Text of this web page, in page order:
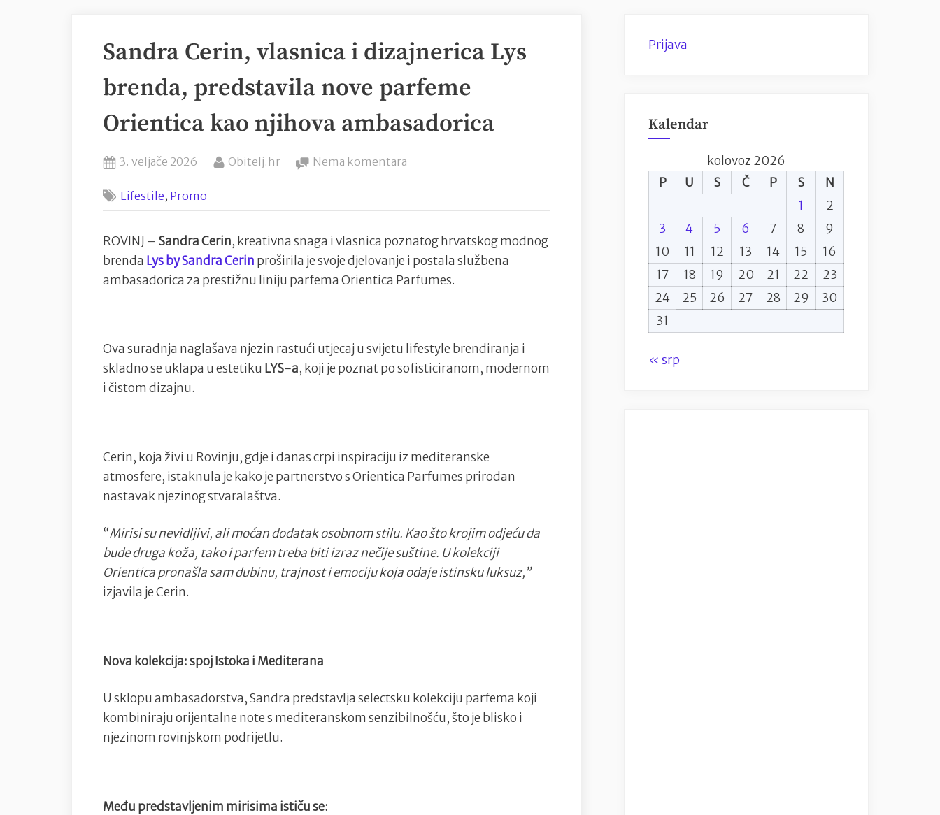
Sandra Cerin, vlasnica i dizajnerica Lys
brenda, predstavila nove parfeme
Orientica kao njihova ambasadorica
Posted
3. veljače 2026 By
Obitelj.hr Nema komentara
i
dizajnerica
Lys
parfeme
Orientica
Lifestile, Promo
ROVINJ – Sandra Cerin, kreativna snaga i vlasnica poznatog hrvatskog modnog
brenda Lys by Sandra Cerin proširila je svoje djelovanje i postala službena
ambasadorica za prestižnu liniju parfema Orientica Parfumes.
Ova suradnja naglašava njezin rastući utjecaj u svijetu lifestyle brendiranja i
skladno se uklapa u estetiku LYS-a, koji je poznat po sofisticiranom, modernom
i čistom dizajnu.
Cerin, koja živi u Rovinju, gdje i danas crpi inspiraciju iz mediteranske
atmosfere, istaknula je kako je partnerstvo s Orientica Parfumes prirodan
nastavak njezinog stvaralaštva.
“Mirisi su nevidljivi, ali moćan dodatak osobnom stilu. Kao što krojim odjeću da
bude druga koža, tako i parfem treba biti izraz nečije suštine. U kolekciji
Orientica pronašla sam dubinu, trajnost i emociju koja odaje istinsku luksuz,”
izjavila je Cerin.
Nova kolekcija: spoj Istoka i Mediterana
U sklopu ambasadorstva, Sandra predstavlja selectsku kolekciju parfema koji
kombiniraju orijentalne note s mediteranskom senzibilnošću, što je blisko i
njezinom rovinjskom podrijetlu.
Među predstavljenim mirisima ističu se:
Prijava
Kalendar
kolovoz 2026
P
U S Č P S
N
1
2
3
4 5 6 7 8
9
10
11 12 13 14 15
16
17
18 19 20 21 22
23
24
25 26 27 28 29
30
31
« srp